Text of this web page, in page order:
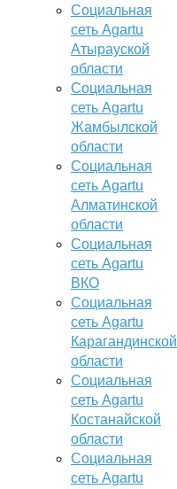
Социальная
сеть Agartu
Атырауской
области
Социальная
сеть Agartu
Жамбылской
области
Социальная
сеть Agartu
Алматинской
области
Социальная
сеть Agartu
ВКО
Социальная
сеть Agartu
Карагандинской
области
Социальная
сеть Agartu
Костанайской
области
Социальная
сеть Agartu